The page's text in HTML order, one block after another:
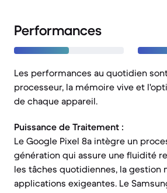
Performances
Les performances au quotidien
processeur, la mémoire vive et
de chaque appareil.
Puissance de Traitement :
Le Google Pixel 8a intègre un
génération qui assure une fluidité
les tâches quotidiennes, la gestion
applications exigeantes. Le